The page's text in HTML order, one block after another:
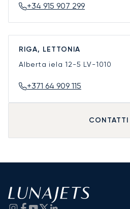
+34 915 907 299
RIGA, LETTONIA
Alberta iela 12-5 LV-1010
+371 64 909 115
CONTATTI